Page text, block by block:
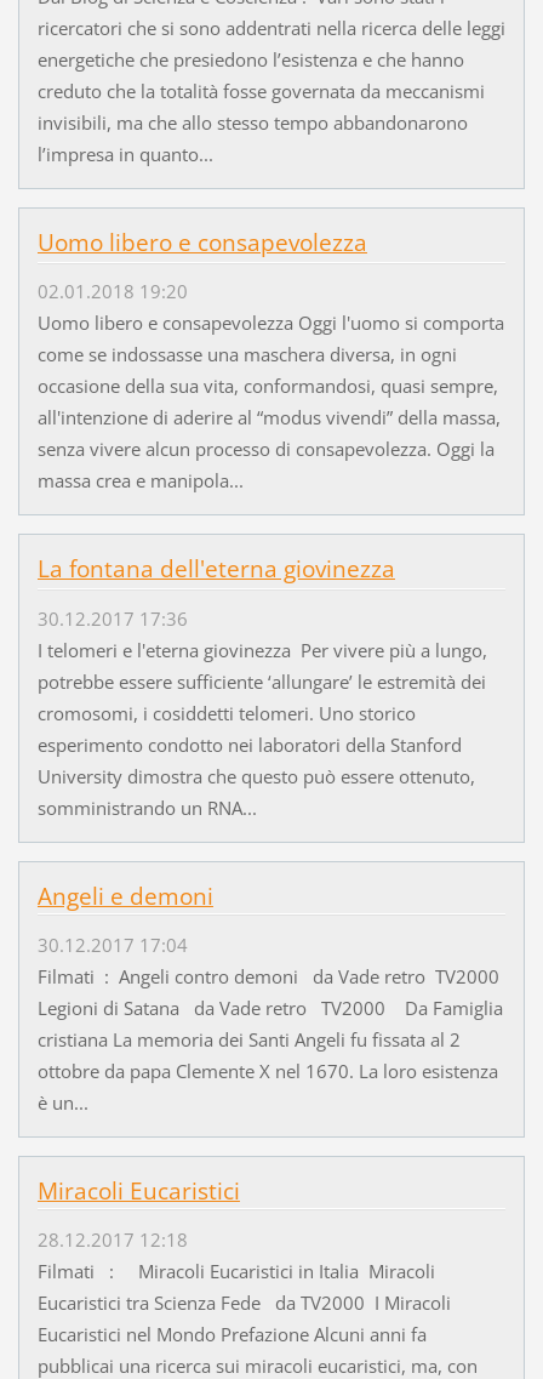
ricercatori che si sono addentrati nella ricerca delle leggi
energetiche che presiedono l’esistenza e che hanno
creduto che la totalità fosse governata da meccanismi
invisibili, ma che allo stesso tempo abbandonarono
l’impresa in quanto...
Uomo libero e consapevolezza
02.01.2018 19:20
Uomo libero e consapevolezza Oggi l'uomo si comporta
come se indossasse una maschera diversa, in ogni
occasione della sua vita, conformandosi, quasi sempre,
all'intenzione di aderire al “modus vivendi” della massa,
senza vivere alcun processo di consapevolezza. Oggi la
massa crea e manipola...
La fontana dell'eterna giovinezza
30.12.2017 17:36
I telomeri e l'eterna giovinezza Per vivere più a lungo,
potrebbe essere sufficiente ‘allungare’ le estremità dei
cromosomi, i cosiddetti telomeri. Uno storico
esperimento condotto nei laboratori della Stanford
University dimostra che questo può essere ottenuto,
somministrando un RNA...
Angeli e demoni
30.12.2017 17:04
Filmati : Angeli contro demoni da Vade retro TV2000
Legioni di Satana da Vade retro TV2000 Da Famiglia
cristiana La memoria dei Santi Angeli fu fissata al 2
ottobre da papa Clemente X nel 1670. La loro esistenza
è un...
Miracoli Eucaristici
28.12.2017 12:18
Filmati : Miracoli Eucaristici in Italia Miracoli
Eucaristici tra Scienza Fede da TV2000 I Miracoli
Eucaristici nel Mondo Prefazione Alcuni anni fa
pubblicai una ricerca sui miracoli eucaristici, ma, con